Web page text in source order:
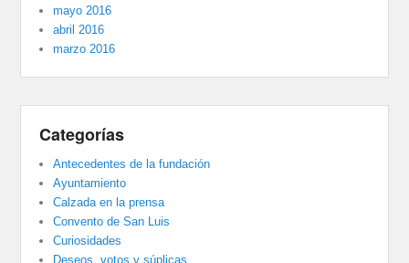
mayo 2016
abril 2016
marzo 2016
Categorías
Antecedentes de la fundación
Ayuntamiento
Calzada en la prensa
Convento de San Luis
Curiosidades
Deseos, votos y súplicas